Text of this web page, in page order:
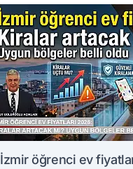
İzmir öğrenci ev